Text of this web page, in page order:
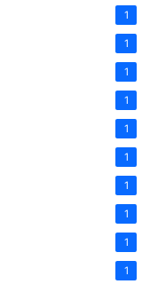
1
1
1
1
1
1
1
1
1
1